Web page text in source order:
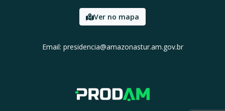
Ver no mapa
Email: presidencia@amazonastur.am.gov.br